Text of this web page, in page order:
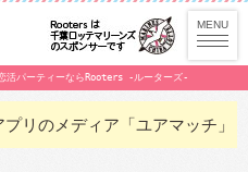
活パーティーならRooters -ルーターズ-
リのメディア「ユアマッチ」